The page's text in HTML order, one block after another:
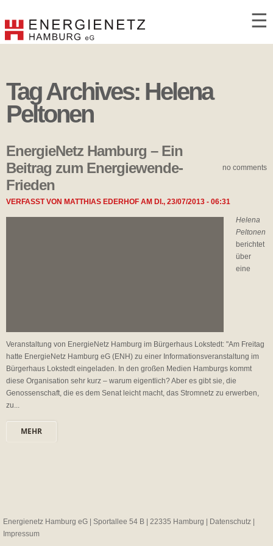
☰
Tag Archives: Helena
Peltonen
no comments
EnergieNetz Hamburg – Ein
Beitrag zum Energiewende-
Frieden
VERFASST VON MATTHIAS EDERHOFAM DI., 23/07/2013 - 06:31
Helena
Peltonen
berichtet
über
eine
Veranstaltung von EnergieNetz Hamburg im Bürgerhaus Lokstedt: "Am Freitag
hatte EnergieNetz Hamburg eG (ENH) zu einer Informationsveranstaltung im
Bürgerhaus Lokstedt eingeladen. In den großen Medien Hamburgs kommt
diese Organisation sehr kurz – warum eigentlich? Aber es gibt sie, die
Genossenschaft, die es dem Senat leicht macht, das Stromnetz zu erwerben,
zu...
MEHR
Energienetz Hamburg eG | Sportallee 54 B | 22335 Hamburg | Datenschutz
Impressum